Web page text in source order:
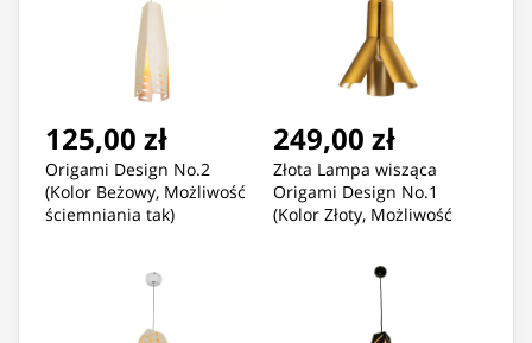
125,00 zł
Origami Design No.2
(Kolor Beżowy, Możliwość
ściemniania tak)
249,00 zł
Złota Lampa wisząca
Origami Design No.1
(Kolor Złoty, Możliwość